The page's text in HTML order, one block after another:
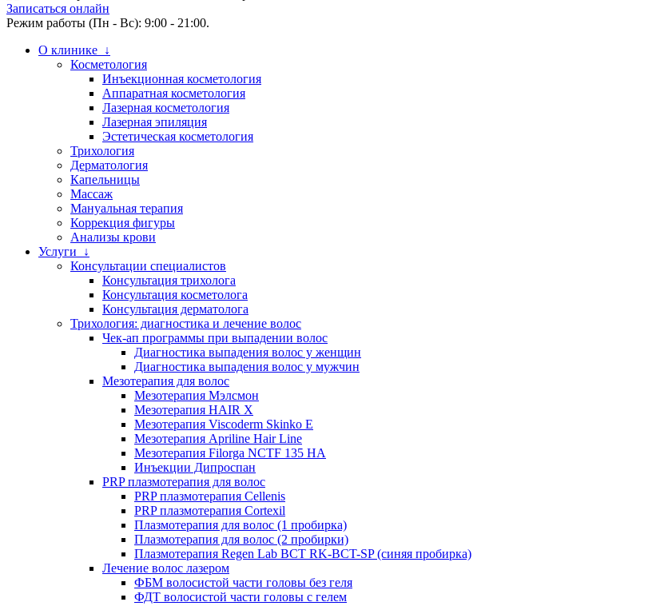
Записаться онлайн
Режим работы (Пн - Вс): 9:00 - 21:00.
О клинике ↓
Косметология
Инъекционная косметология
Аппаратная косметология
Лазерная косметология
Лазерная эпиляция
Эстетическая косметология
Трихология
Дерматология
Капельницы
Массаж
Мануальная терапия
Коррекция фигуры
Анализы крови
Услуги ↓
Консультации специалистов
Консультация трихолога
Консультация косметолога
Консультация дерматолога
Трихология: диагностика и лечение волос
Чек-ап программы при выпадении волос
Диагностика выпадения волос у женщин
Диагностика выпадения волос у мужчин
Мезотерапия для волос
Мезотерапия Мэлсмон
Мезотерапия HAIR X
Мезотерапия Viscoderm Skinko E
Мезотерапия Apriline Hair Line
Мезотерапия Filorga NCTF 135 HA
Инъекции Дипроспан
PRP плазмотерапия для волос
PRP плазмотерапия Cellenis
PRP плазмотерапия Cortexil
Плазмотерапия для волос (1 пробирка)
Плазмотерапия для волос (2 пробирки)
Плазмотерапия Regen Lab BCT RK-BCT-SP (синяя пробирка)
Лечение волос лазером
ФБМ волосистой части головы без геля
ФДТ волосистой части головы с гелем